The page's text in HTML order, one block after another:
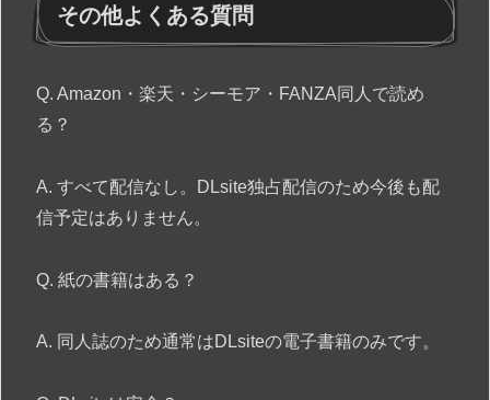
その他よくある質問
Q. Amazon・楽天・シーモア・FANZA同人で読め
る？
A. すべて配信なし。DLsite独占配信のため今後も配
信予定はありません。
Q. 紙の書籍はある？
A. 同人誌のため通常はDLsiteの電子書籍のみです。